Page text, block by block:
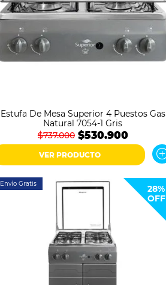
Estufa De Mesa Superior 4 Puestos Gas
Natural 7054-1 Gris
$737.000 $530.900
VER PRODUCTO
Envío Gratis
28%
OFF